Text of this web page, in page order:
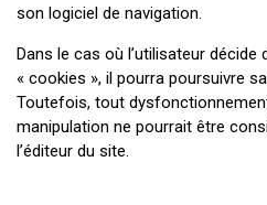
son logiciel de navigation.
Dans le cas où l’utilisateur
« cookies », il pourra poursuivre
Toutefois, tout
manipulation ne pourrait être
l’éditeur du site.